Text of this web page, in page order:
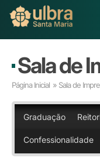
Buscar
Educação Básica
Graduação
Sala de
Página Inicial » Sala de
Graduação
Confessionalidade